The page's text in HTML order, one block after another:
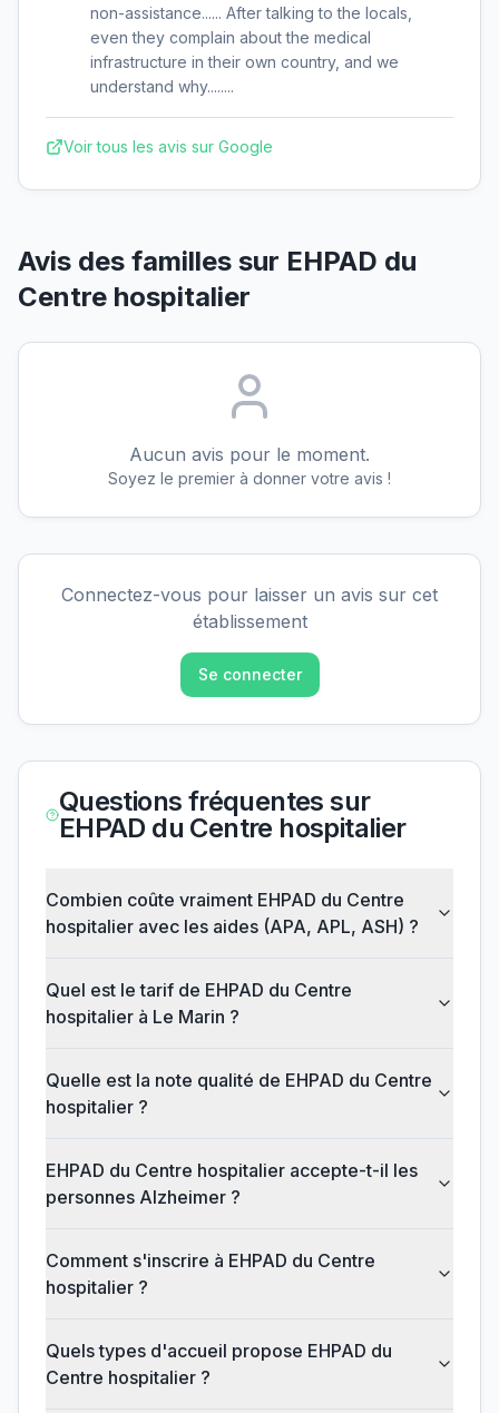
non-assistance...... After talking to the locals,
even they complain about the medical
infrastructure in their own country, and we
understand why........
Voir tous les avis sur Google
Avis des familles sur EHPAD du
Centre hospitalier
Aucun avis pour le moment.
Soyez le premier à donner votre avis !
Connectez-vous pour laisser un avis sur cet
établissement
Se connecter
Questions fréquentes sur
EHPAD du Centre hospitalier
Combien coûte vraiment EHPAD du Centre
hospitalier avec les aides (APA, APL, ASH) ?
Quel est le tarif de EHPAD du Centre
hospitalier à Le Marin ?
Quelle est la note qualité de EHPAD du Centre
hospitalier ?
EHPAD du Centre hospitalier accepte-t-il les
personnes Alzheimer ?
Comment s'inscrire à EHPAD du Centre
hospitalier ?
Quels types d'accueil propose EHPAD du
Centre hospitalier ?